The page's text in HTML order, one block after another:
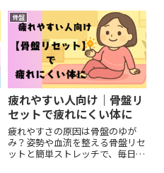
骨盤
疲れやすい人向け｜骨盤リ
セットで疲れにくい体に
疲れやすさの原因は骨盤のゆが
み？姿勢や血流を整える骨盤リセ
ットと簡単ストレッチで、毎日を